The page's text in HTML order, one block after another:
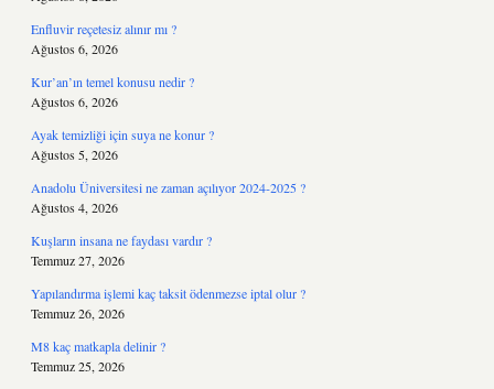
Enfluvir reçetesiz alınır mı ?
Ağustos 6, 2026
Kur’an’ın temel konusu nedir ?
Ağustos 6, 2026
Ayak temizliği için suya ne konur ?
Ağustos 5, 2026
Anadolu Üniversitesi ne zaman açılıyor 2024-2025 ?
Ağustos 4, 2026
Kuşların insana ne faydası vardır ?
Temmuz 27, 2026
Yapılandırma işlemi kaç taksit ödenmezse iptal olur ?
Temmuz 26, 2026
M8 kaç matkapla delinir ?
Temmuz 25, 2026